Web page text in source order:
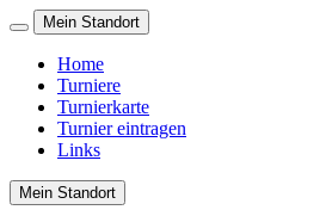
Mein Standort
Home
Turniere
Turnierkarte
Turnier eintragen
Links
Mein Standort